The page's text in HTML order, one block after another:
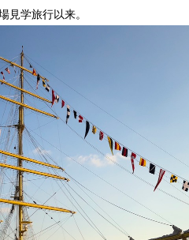
見学旅行以来。